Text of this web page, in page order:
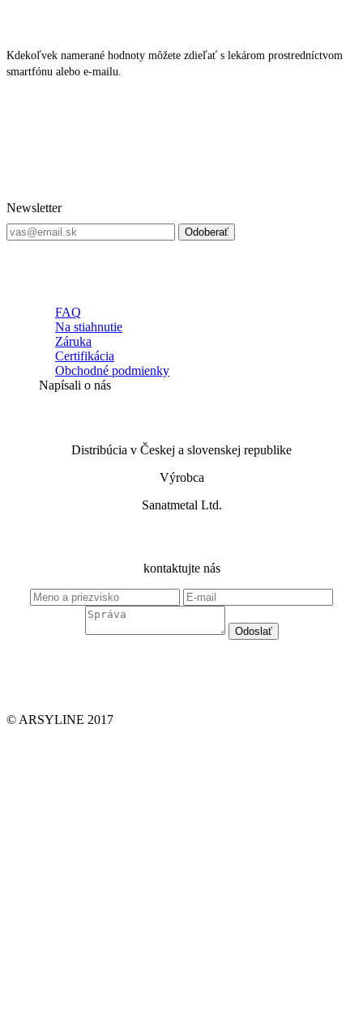
Kdekoľvek namerané hodnoty môžete zdieľať s lekárom prostredníctvom
smartfónu alebo e-mailu.
Newsletter
Odoberať
FAQ
Na stiahnutie
Záruka
Certifikácia
Obchodné podmienky
Napísali o nás
Distribúcia v Českej a slovenskej republike
Výrobca
Sanatmetal Ltd.
kontaktujte nás
© ARSYLINE 2017